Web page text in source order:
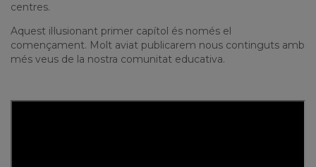
centres.
Aquest il·lusionant primer capítol és només el
començament. Molt aviat publicarem nous continguts amb
més veus de la nostra comunitat educativa.